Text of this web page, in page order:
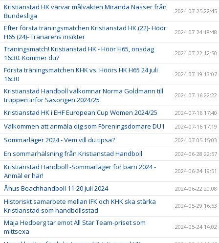
Kristianstad HK värvar målvakten Miranda Nasser från
Bundesliga
2024-07-25 22:45
Efter första träningsmatchen Kristianstad HK (22)- Höör
H65 (24)- Tränarens insikter
2024-07-24 18:48
Träningsmatch! Kristianstad HK - Höör H65, onsdag
16:30. Kommer du?
2024-07-22 12:50
Första träningsmatchen KHK vs. Höörs HK H65 24 juli
16:30
2024-07-19 13:07
Kristianstad Handboll välkomnar Norma Goldmann till
truppen inför Säsongen 2024/25
2024-07-16 22:22
Kristianstad HK i EHF European Cup Women 2024/25 2024-07-16 17:40
Välkommen att anmäla dig som Föreningsdomare DU1 2024-07-16 17:19
Sommarläger 2024 - Vem vill du tipsa? 2024-07-05 15:03
En sommarhälsning från Kristianstad Handboll 2024-06-28 22:57
Kristianstad Handboll -Sommarläger för barn 2024 -
Anmäl er här!
2024-06-24 19:51
Åhus Beachhandboll 11-20 juli 2024 2024-06-22 20:08
Historiskt samarbete mellan IFK och KHK ska stärka
Kristianstad som handbollsstad
2024-05-29 16:53
Maja Hedberg tar emot All Star Team-priset som
mittsexa
2024-05-24 14:02